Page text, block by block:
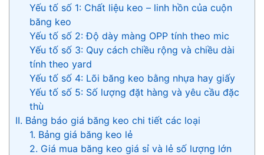
Yếu tố số 1: Chất liệu keo – linh hồn của cuộn
băng keo
Yếu tố số 2: Độ dày màng OPP tính theo mic
Yếu tố số 3: Quy cách chiều rộng và chiều dài
tính theo yard
Yếu tố số 4: Lõi băng keo bằng nhựa hay giấy
Yếu tố số 5: Số lượng đặt hàng và yêu cầu đặc
thù
II. Bảng báo giá băng keo chi tiết các loại
1. Bảng giá băng keo lẻ
2. Giá mua băng keo giá sỉ và lẻ số lượng lớn